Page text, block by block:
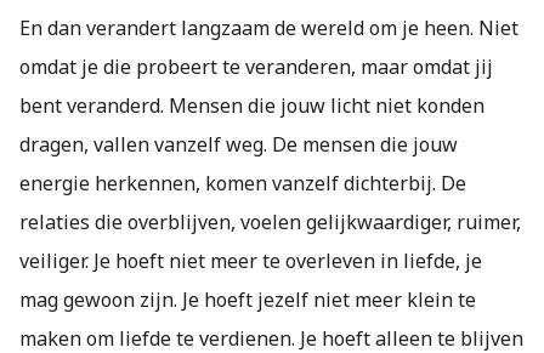
En dan verandert langzaam de wereld om je heen. Niet
omdat je die probeert te veranderen, maar omdat jij
bent veranderd. Mensen die jouw licht niet konden
dragen, vallen vanzelf weg. De mensen die jouw
energie herkennen, komen vanzelf dichterbij. De
relaties die overblijven, voelen gelijkwaardiger, ruimer,
veiliger. Je hoeft niet meer te overleven in liefde, je
mag gewoon zijn. Je hoeft jezelf niet meer klein te
maken om liefde te verdienen. Je hoeft alleen te blijven